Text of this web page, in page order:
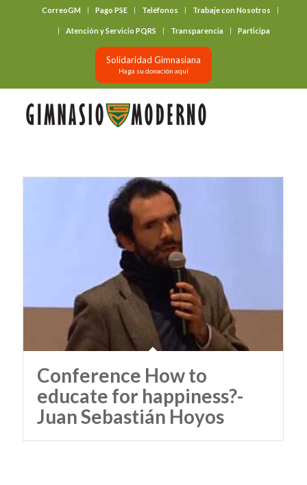
CorreoGM Pago PSE Teléfonos Trabaje con Nosotros
Atención y Servicio PQRS Transparencia Participa
Solidaridad Gimnasiana
Haga su donación aquí
Conference How to
educate for happiness?-
Juan Sebastián Hoyos